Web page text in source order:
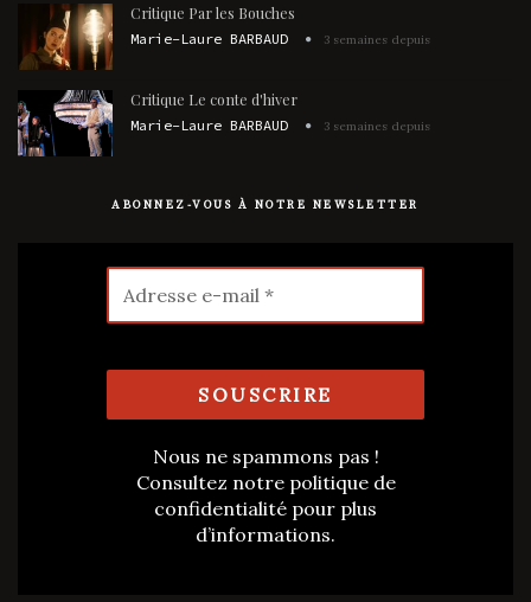
Critique Par les Bouches
Marie-Laure BARBAUD 3 semaines depuis
Critique Le conte d'hiver
Marie-Laure BARBAUD 3 semaines depuis
ABONNEZ-VOUS À NOTRE NEWSLETTER
Nous ne spammons pas !
Consultez notre politique de
confidentialité pour plus
d’informations.